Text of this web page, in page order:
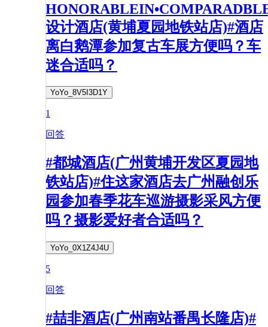
设计酒店(黄埔夏园地铁站店)#酒店
离白鹅潭参加复古车展方便吗？车
迷合适吗？
YoYo_8V5I3D1Y
1
回答
#都城酒店(广州黄埔开发区夏园地
铁站店)#住这家酒店去广州融创乐
园参加春季花车巡游摄影采风方便
吗？摄影爱好者合适吗？
YoYo_0X1Z4J4U
5
回答
#喆非酒店(广州南站番禺长隆店)#